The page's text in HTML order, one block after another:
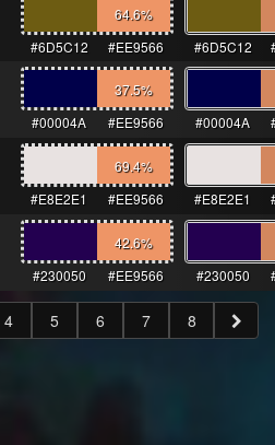
64.6%
#6D5C12
#EE9566 #6D5C12
37.5%
#00004A
#EE9566 #00004A
69.4%
#E8E2E1
#EE9566 #E8E2E1
42.6%
#230050
#EE9566 #230050
4 5 6 7 8